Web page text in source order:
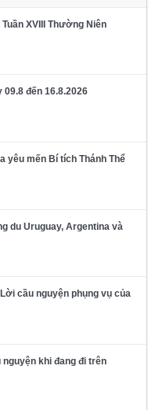
XVIII Thường Niên
09.8 đến 16.8.2026
yêu mến Bí tích Thánh Thể
du Uruguay, Argentina và
cầu nguyện phụng vụ của
khi đang đi trên